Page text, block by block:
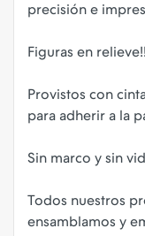
precisión e
Figuras en relieve!!
Provistos con
para adherir a la
Sin marco y sin
Todos nuestros
ensamblamos y